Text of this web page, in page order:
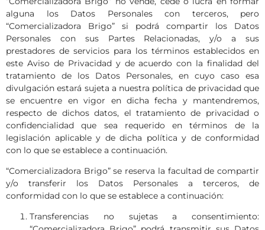
alguna los Datos Personales con terceros, pero
“Comercializadora Brigo” si podrá compartir los Datos
Personales con sus Partes Relacionadas, y/o a sus
prestadores de servicios para los términos establecidos en
este Aviso de Privacidad y de acuerdo con la finalidad del
tratamiento de los Datos Personales, en cuyo caso esa
divulgación estará sujeta a nuestra política de privacidad que
se encuentre en vigor en dicha fecha y mantendremos,
respecto de dichos datos, el tratamiento de privacidad o
confidencialidad que sea requerido en términos de la
legislación aplicable y de dicha política y de conformidad
con lo que se establece a continuación.
“Comercializadora Brigo” se reserva la facultad de compartir
y/o transferir los Datos Personales a terceros, de
conformidad con lo que se establece a continuación:
Transferencias no sujetas a consentimiento: